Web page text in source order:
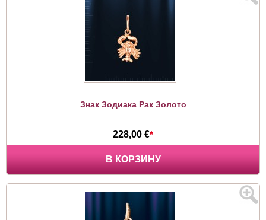
Знак Зодиака Рак Золото
228,00 €*
В КОРЗИНУ